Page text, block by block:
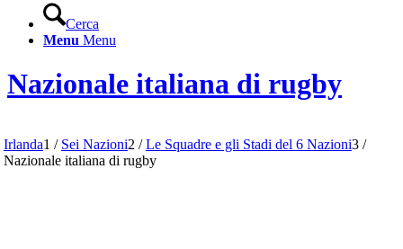
Cerca
Menu Menu
Nazionale italiana di rugby
Irlanda1 / Sei Nazioni2 / Le Squadre e gli Stadi del 6 Nazioni3 /
Nazionale italiana di rugby